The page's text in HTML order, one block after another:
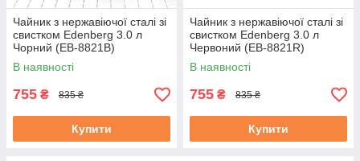
Чайник з нержавіючої сталі зі
свистком Edenberg 3.0 л
Чорний (EB-8821B)
В наявності
755 ₴ 835 ₴
Купити
Чайник з нержавіючої сталі зі
свистком Edenberg 3.0 л
Червоний (EB-8821R)
В наявності
755 ₴ 835 ₴
Купити